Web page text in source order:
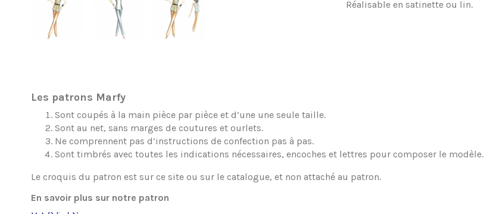
Réalisable en satinette ou lin.
Les patrons Marfy
Sont coupés à la main pièce par pièce et d’une une seule taille.
Sont au net, sans marges de coutures et ourlets.
Ne comprennent pas d’instructions de confection pas à pas.
Sont timbrés avec toutes les indications nécessaires, encoches et lettres pour composer le modèle.
Le croquis du patron est sur ce site ou sur le catalogue, et non attaché au patron.
En savoir plus sur notre patron